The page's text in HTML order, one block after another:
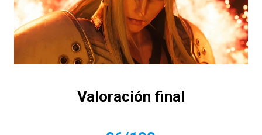
Valoración final